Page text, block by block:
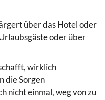
über das Hotel oder
oder über
wirklich
die Sorgen
nicht einmal, weg von zu